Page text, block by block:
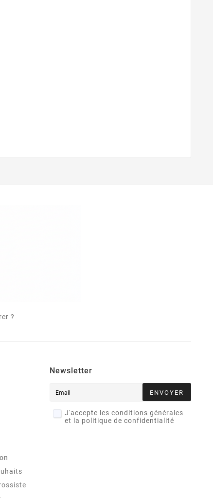
?
Newsletter
ENVOYER
J'accepte les conditions générales
et la politique de confidentialité